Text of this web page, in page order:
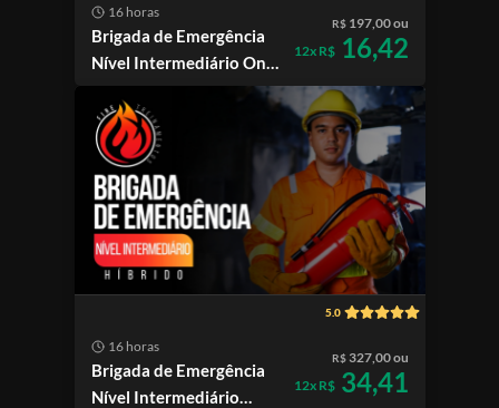
16 horas
Brigada de Emergência
Nível Intermediário On-
line | SC
R$197,00 ou
12x R$16,42
5.0
16 horas
Brigada de Emergência
Nível Intermediário
R$327,00 ou
12x R$34,41